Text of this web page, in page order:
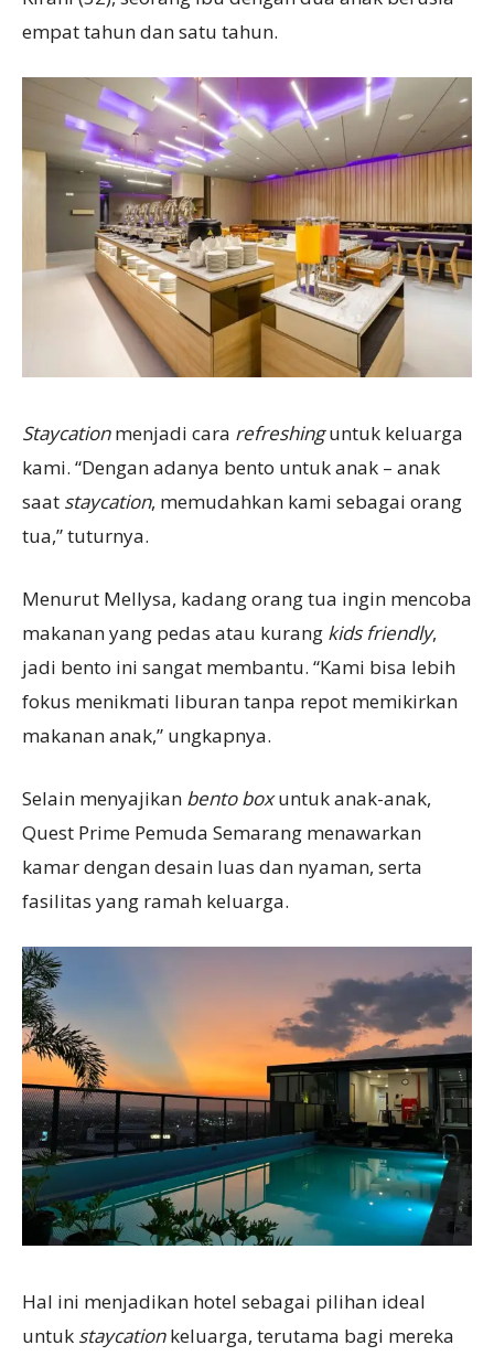
empat tahun dan satu tahun.
Staycationmenjadi cara refreshinguntuk keluarga
kami. “Dengan adanya bento untuk anak – anak
saat staycation, memudahkan kami sebagai orang
tua,” tuturnya.
Menurut Mellysa, kadang orang tua ingin mencoba
makanan yang pedas atau kurang kids friendly,
jadi bento ini sangat membantu. “Kami bisa lebih
fokus menikmati liburan tanpa repot memikirkan
makanan anak,” ungkapnya.
Selain menyajikan bento boxuntuk anak-anak,
Quest Prime Pemuda Semarang menawarkan
kamar dengan desain luas dan nyaman, serta
fasilitas yang ramah keluarga.
Hal ini menjadikan hotel sebagai pilihan ideal
untuk staycationkeluarga, terutama bagi mereka